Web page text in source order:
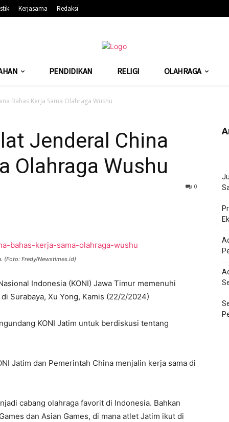
Kerjasama Redaksi
PENDIDIKAN RELIGI OLAHRAGA
Bahas Kerja Sama Olahraga Wushu
Jenderal China
Olahraga Wushu
0
(Foto: Fredy/Newstimes.id)
Indonesia (KONI) Jawa Timur memenuhi
Surabaya, Xu Yong, Kamis (22/2/2024)
KONI Jatim untuk berdiskusi tentang
Jatim dan Pemerintah China menjalin kerja sama di
cabang olahraga favorit di Indonesia. Bahkan
dan Asian Games, di mana atlet Jatim ikut di